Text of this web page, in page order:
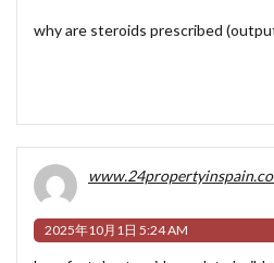
why are steroids prescribed (
2025年10月1日 5:24 AM